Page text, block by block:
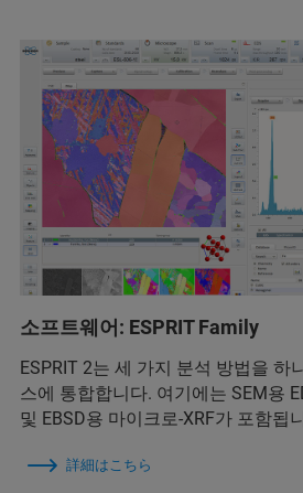
소프트웨어: ESPRIT Family
ESPRIT 2는 세 가지 분석 방법을 하
스에 통합합니다. 여기에는 SEM용
및 EBSD용 마이크로-XRF가 포함됩
詳細はこちら